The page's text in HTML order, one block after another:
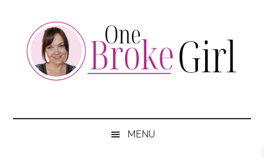
content
secondary
MENU